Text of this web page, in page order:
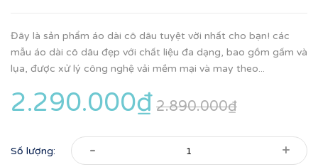
Đây là sản phẩm áo dài cô dâu tuyệt vời nhất cho bạn! các
mẫu áo dài cô dâu đẹp với chất liệu đa dạng, bao gồm gấm và
lụa, được xử lý công nghệ vải mềm mại và may theo...
2.290.000₫ 2.890.000₫
Số lượng: - +